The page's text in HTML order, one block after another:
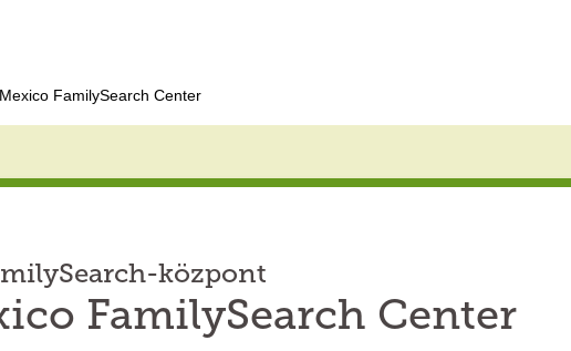
FamilySearch Center
központ
FamilySearch Center